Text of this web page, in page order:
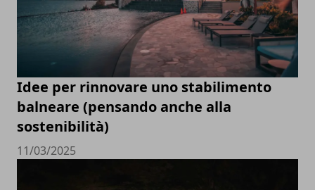
Idee per rinnovare uno stabilimento
balneare (pensando anche alla
sostenibilità)
11/03/2025